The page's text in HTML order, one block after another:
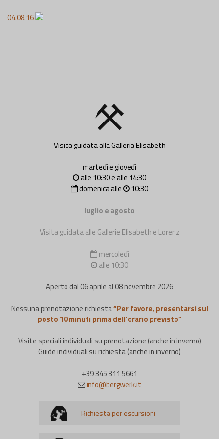
04.08.16
Visita guidata alla Galleria Elisabeth
martedì e giovedì
alle 10:30 e alle 14:30
domenica alle
10:30
luglio e agosto
Visita guidata alle Gallerie Elisabeth e Lorenz
mercoledì
alle 10:30
Aperto dal 06 aprile al 08 novembre 2026
Nessuna prenotazione richiesta“Per favore, presentarsi sul
posto 10 minuti prima dell’orario previsto”
Visite speciali individuali su prenotazione (anche in inverno)
Guide individuali su richiesta (anche in inverno)
+39 345 311 5661
info@bergwerk.it
Richiesta per escursioni